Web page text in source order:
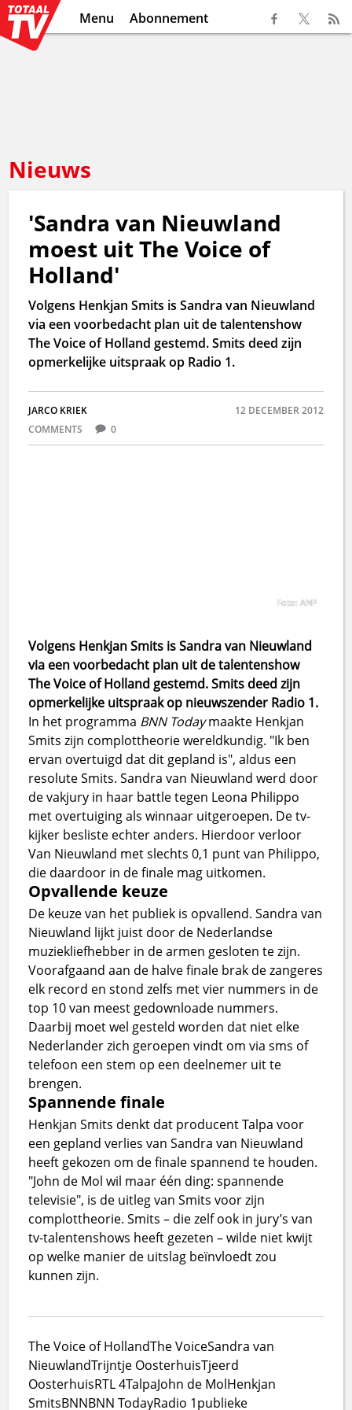
Menu Abonnement
Nieuws
'Sandra van Nieuwland
moest uit The Voice of
Holland'
Volgens Henkjan Smits is Sandra van Nieuwland
via een voorbedacht plan uit de talentenshow
The Voice of Holland gestemd. Smits deed zijn
opmerkelijke uitspraak op Radio 1.
JARCO KRIEK
12 DECEMBER 2012
COMMENTS
0
Foto: ANP
Volgens Henkjan Smits is Sandra van Nieuwland
via een voorbedacht plan uit de talentenshow
The Voice of Holland gestemd. Smits deed zijn
opmerkelijke uitspraak op nieuwszender Radio 1.
In het programma BNN Todaymaakte Henkjan
Smits zijn complottheorie wereldkundig. "Ik ben
ervan overtuigd dat dit gepland is", aldus een
resolute Smits. Sandra van Nieuwland werd door
de vakjury in haar battle tegen Leona Philippo
met overtuiging als winnaar uitgeroepen. De tv-
kijker besliste echter anders. Hierdoor verloor
Van Nieuwland met slechts 0,1 punt van Philippo,
die daardoor in de finale mag uitkomen.
Opvallende keuze
De keuze van het publiek is opvallend. Sandra van
Nieuwland lijkt juist door de Nederlandse
muziekliefhebber in de armen gesloten te zijn.
Voorafgaand aan de halve finale brak de zangeres
elk record en stond zelfs met vier nummers in de
top 10 van meest gedownloade nummers.
Daarbij moet wel gesteld worden dat niet elke
Nederlander zich geroepen vindt om via sms of
telefoon een stem op een deelnemer uit te
brengen.
Spannende finale
Henkjan Smits denkt dat producent Talpa voor
een gepland verlies van Sandra van Nieuwland
heeft gekozen om de finale spannend te houden.
"John de Mol wil maar één ding: spannende
televisie", is de uitleg van Smits voor zijn
complottheorie. Smits – die zelf ook in jury’s van
tv-talentenshows heeft gezeten – wilde niet kwijt
op welke manier de uitslag beïnvloedt zou
kunnen zijn.
The Voice of HollandThe VoiceSandra van
NieuwlandTrijntje OosterhuisTjeerd
OosterhuisRTL 4TalpaJohn de MolHenkjan
SmitsBNNBNN TodayRadio 1publieke